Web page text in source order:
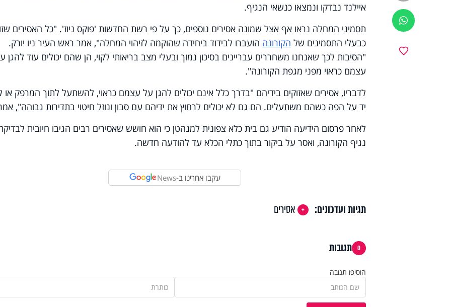
ווטסאפ
איילנד נבדקו ונמצאו כנשאי הנגיף.
תסמיני המחלה נראו אף אצל שמונה אסירים נוספים, כך על פי רשת החדשות 'פוקס ניוז'. "כל האסירים
כבעלי התסמינים של הקורונה הועברו לבידוד ביחידה שהוקמה לזיהוי המחלה", אמר ראש העיר ניו יורק.
"הסיבות לכך שאנחנו משחררים עבריינים בסיכון נמוך ובעלי מצב בריאותי לקוי, הן שהם יכולים עוד להגן
עצמם כראוי מפני מגפת הקורונה".
לדבריו, אסירים שאזוקים בידיהם "בדרך כלל אינם יכולים להגן על עצמם כראוי, להשתעל לתוך המרפק או
יד על הפה כשהם משתעלים. הם גם לא יכולים לרחוץ את ידיהם עם סבון ונוזל חיטוי בתדירות גבוהה",
לאחר פרסום הידיעה הודיע גם בית כלא צפונית למנהטן כי הוא חושש שאסירים רבים הגיבו חיובית
נגיף הקורונה, ואסר על ביקור בתוך כתלי הכלא עד להודעה חדשה.
עקבו אחרינו ב-News
תגיות ועדכונים: אסירים
0 תגובות
הוסיפו תגובה